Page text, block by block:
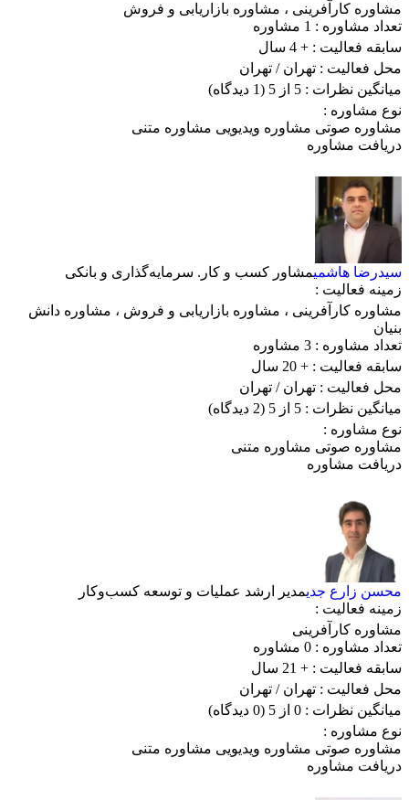
مشاوره کارآفرینی ، مشاوره بازاریابی و فروش
تعداد مشاوره : 1 مشاوره
سابقه فعالیت : + 4 سال
محل فعالیت : تهران/ تهران
میانگین نظرات : 5 از 5
(1 دیدگاه)
نوع مشاوره :
مشاوره صوتی مشاوره ویدیویی مشاوره متنی
دریافت مشاوره
سیدرضا هاشمیمشاور کسب و کار. سرمایه‌گذاری و بانکی
زمینه فعالیت :
مشاوره کارآفرینی ، مشاوره بازاریابی و فروش ، مشاوره دانش
بنیان
تعداد مشاوره : 3 مشاوره
سابقه فعالیت : + 20 سال
محل فعالیت : تهران/ تهران
میانگین نظرات : 5 از 5
(2 دیدگاه)
نوع مشاوره :
مشاوره صوتی مشاوره متنی
دریافت مشاوره
محسن زارع جدیمدیر ارشد عملیات و توسعه کسب‌وکار
زمینه فعالیت :
مشاوره کارآفرینی
تعداد مشاوره : 0 مشاوره
سابقه فعالیت : + 21 سال
محل فعالیت : تهران/ تهران
میانگین نظرات : 0 از 5
(0 دیدگاه)
نوع مشاوره :
مشاوره صوتی مشاوره ویدیویی مشاوره متنی
دریافت مشاوره